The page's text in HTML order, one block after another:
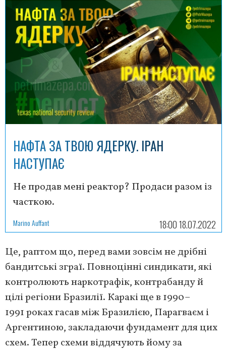
НАФТА ЗА ТВОЮ ЯДЕРКУ. ІРАН
НАСТУПАЄ
Не продав мені реактор? Продаси разом із
часткою.
Marino Auffant 18:00 18.07.2022
Це, раптом що, перед вами зовсім не дрібні
бандитські зграї. Повноцінні синдикати, які
контролюють наркотрафік, контрабанду й
цілі регіони Бразилії. Каракі ще в 1990–
1991 роках гасав між Бразилією, Парагваєм і
Аргентиною, закладаючи фундамент для цих
схем. Тепер схеми віддячують йому за